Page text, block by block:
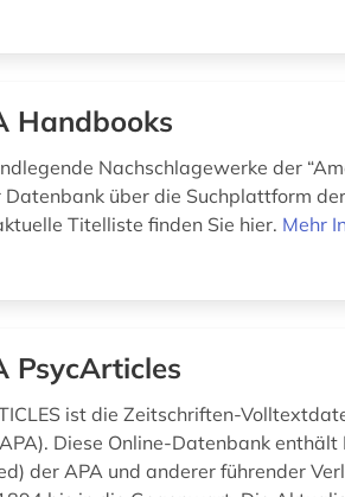
Handbooks
Nachschlagewerke der
Datenbank über die Suchplattform
Titelliste finden Sie hier. Mehr
PsycArticles
ist die Zeitschriften-
Diese Online-Datenbank
der APA und anderer führender